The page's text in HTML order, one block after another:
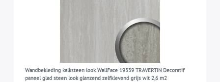
Wandbekleding kalksteen look WallFace 19339 TRAVERTIN Decoratif
paneel glad steen look glanzend zelfklevend grijs wit 2,6 m2